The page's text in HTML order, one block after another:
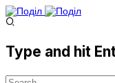
Type and hit